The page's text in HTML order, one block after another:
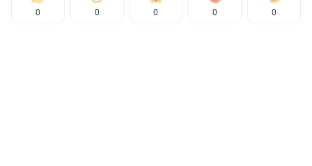
0 0 0 0 0